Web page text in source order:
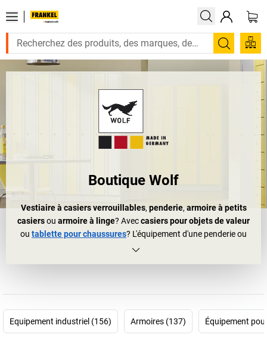
Boutique Wolf
Vestiaire à casiers verrouillables, penderie, armoire à petits
casiersou armoire à linge? Aveccasiers pour objets de valeur
ou tablette pour chaussures? L'équipement d'une penderie ou
d'un vestiaire ne semble pas à première vue être une chose bien
EUGEN WOLF tout ce dont vous avez besoin pour équiper vos
salles communes. Vous pouvez faire confiance en 100 ans
Equipement industriel (156) Armoires (137) Équipement